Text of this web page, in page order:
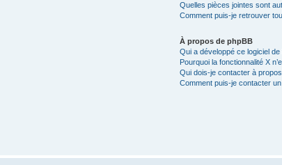
Quelles pièces jointes sont
Comment puis-je retrouver
À propos de phpBB
Qui a développé ce logiciel
Pourquoi la fonctionnalité X
Qui dois-je contacter à
Comment puis-je contacter